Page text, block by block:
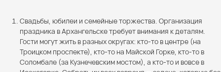
Свадьбы, юбилеи и семейные торжества. Организация
праздника в Архангельске требует внимания к деталям.
Гости могут жить в разных округах: кто-то в центре (на
Троицком проспекте), кто-то на Майской Горке, кто-то в
Соломбале (за Кузнечевским мостом), а кто-то и вовсе в